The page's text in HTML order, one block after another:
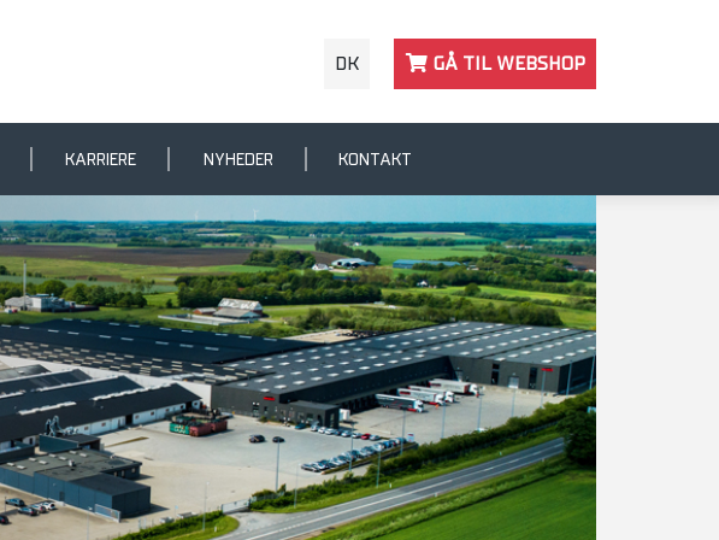
DK GÅ TIL WEBSHOP
KARRIERE NYHEDER KONTAKT